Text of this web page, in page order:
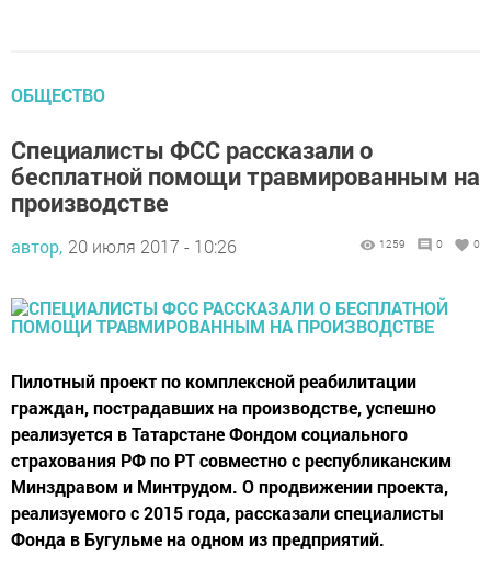
ОБЩЕСТВО
Специалисты ФСС рассказали о
бесплатной помощи травмированным на
производстве
автор, 20 июля 2017 - 10:26 1259 0 0
Пилотный проект по комплексной реабилитации
граждан, пострадавших на производстве, успешно
реализуется в Татарстане Фондом социального
страхования РФ по РТ совместно с республиканским
Минздравом и Минтрудом. О продвижении проекта,
реализуемого с 2015 года, рассказали специалисты
Фонда в Бугульме на одном из предприятий.